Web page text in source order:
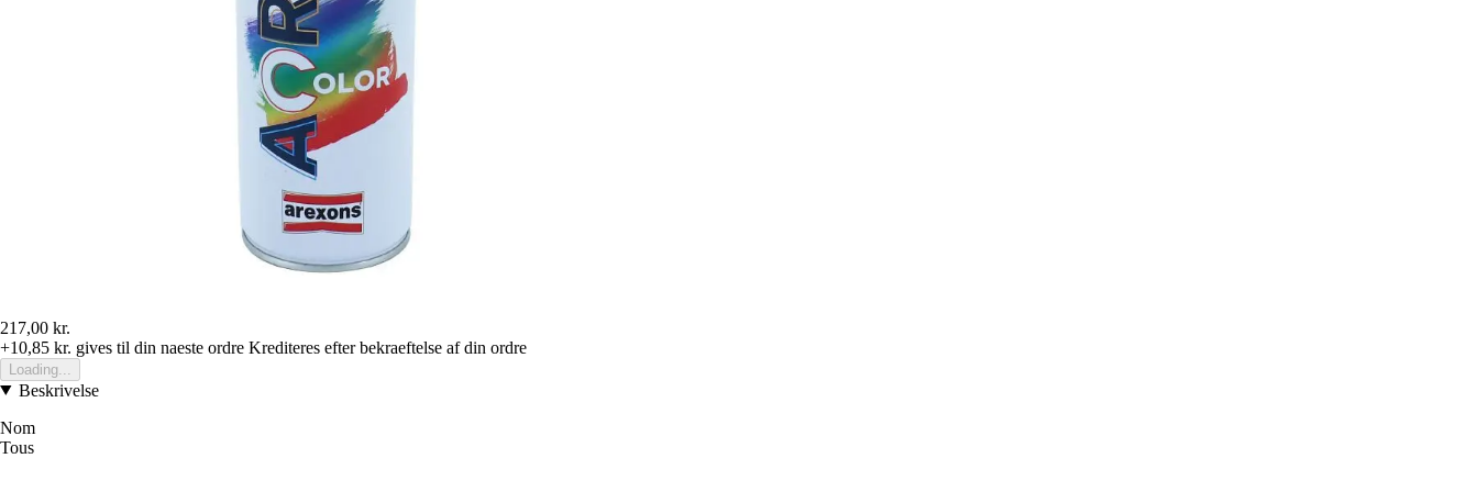
217,00 kr.
+10,85 kr. gives til din naeste ordre Krediteres efter bekraeftelse af din ordre
Loading...
Beskrivelse
Nom
Tous